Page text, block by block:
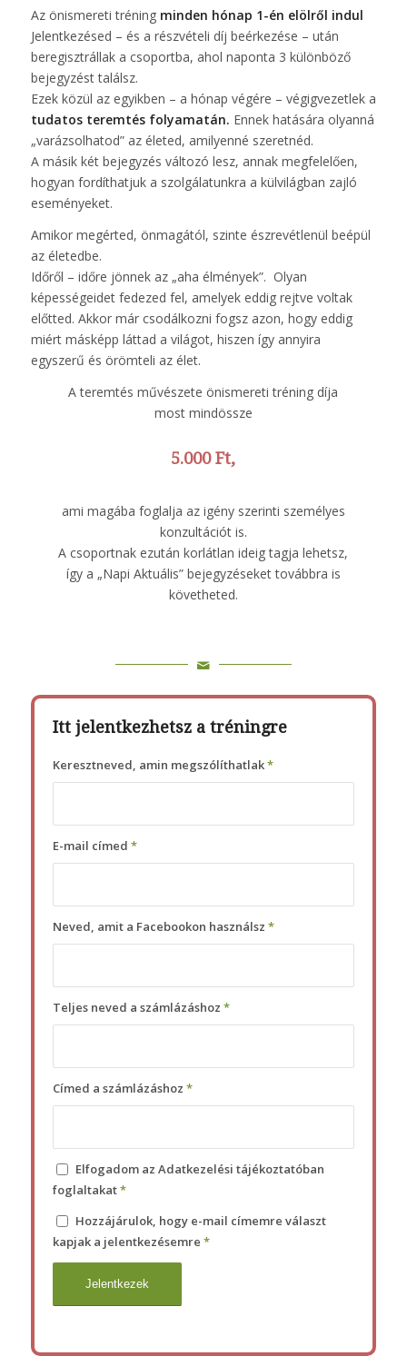
Az önismereti tréning minden hónap 1-én elölről indul
Jelentkezésed – és a részvételi díj beérkezése – után
beregisztrállak a csoportba, ahol naponta 3 különböző
bejegyzést találsz.
Ezek közül az egyikben – a hónap végére – végigvezetlek a
tudatos teremtés folyamatán. Ennek hatására olyanná
„varázsolhatod” az életed, amilyenné szeretnéd.
A másik két bejegyzés változó lesz, annak megfelelően,
hogyan fordíthatjuk a szolgálatunkra a külvilágban zajló
eseményeket.
Amikor megérted, önmagától, szinte észrevétlenül beépül
az életedbe.
Időről – időre jönnek az „aha élmények”. Olyan
képességeidet fedezed fel, amelyek eddig rejtve voltak
előtted. Akkor már csodálkozni fogsz azon, hogy eddig
miért másképp láttad a világot, hiszen így annyira
egyszerű és örömteli az élet.
A teremtés művészete önismereti tréning díja
most mindössze
5.000 Ft,
ami magába foglalja az igény szerinti személyes
konzultációt is.
A csoportnak ezután korlátlan ideig tagja lehetsz,
így a „Napi Aktuális” bejegyzéseket továbbra is
követheted.
Itt jelentkezhetsz a tréningre
Keresztneved, amin megszólíthatlak*
E-mail címed *
Neved, amit a Facebookon használsz *
Teljes neved a számlázáshoz *
Címed a számlázáshoz *
Elfogadom az Adatkezelési tájékoztatóban
foglaltakat*
Hozzájárulok, hogy e-mail címemre választ
kapjak a jelentkezésemre *